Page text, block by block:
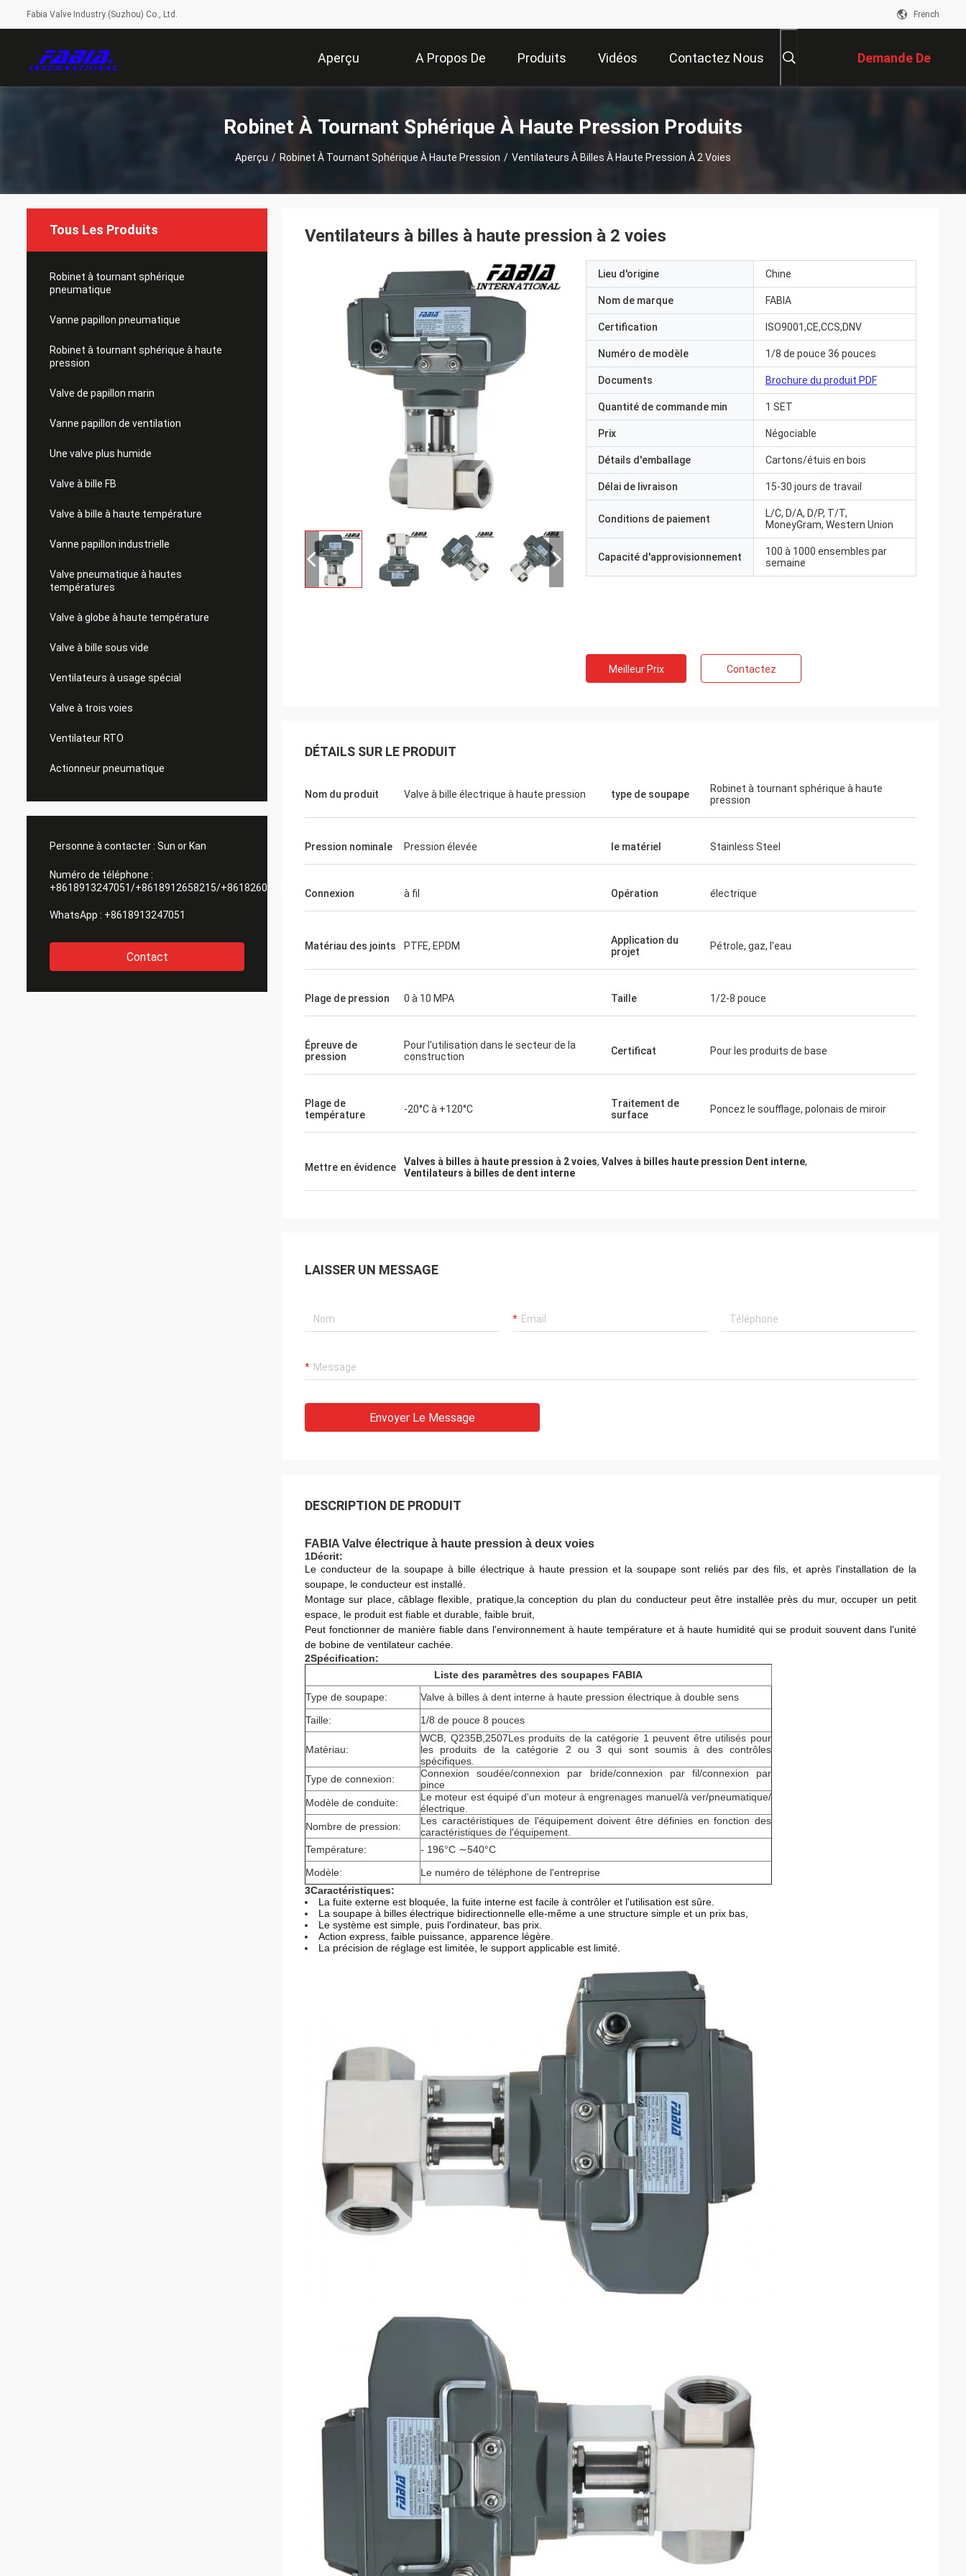
Fabia Valve Industry (Suzhou) Co., Ltd. French
Aperçu A Propos De
Nous
Produits Vidéos Contactez Nous Demande De
Soumission
Robinet À Tournant Sphérique À Haute Pression Produits
Aperçu / Robinet À Tournant Sphérique À Haute Pression / Ventilateurs À Billes À Haute Pression À 2 Voies
Tous Les Produits
Robinet à tournant sphérique
pneumatique
Vanne papillon pneumatique
Robinet à tournant sphérique à haute
pression
Valve de papillon marin
Vanne papillon de ventilation
Une valve plus humide
Valve à bille FB
Valve à bille à haute température
Vanne papillon industrielle
Valve pneumatique à hautes
températures
Valve à globe à haute température
Valve à bille sous vide
Ventilateurs à usage spécial
Valve à trois voies
Ventilateur RTO
Actionneur pneumatique
Personne à contacter : Sun or Kan
Numéro de téléphone :
+8618913247051/+8618912658215/+8618260178084
WhatsApp : +8618913247051
Contact
Ventilateurs à billes à haute pression à 2 voies
Lieu d'origine Chine
Nom de marque FABIA
Certification ISO9001,CE,CCS,DNV
Numéro de modèle 1/8 de pouce 36 pouces
Documents Brochure du produit PDF
Quantité de commande min 1 SET
Prix Négociable
Détails d'emballage Cartons/étuis en bois
Délai de livraison 15-30 jours de travail
Conditions de paiement
L/C, D/A, D/P, T/T,
MoneyGram, Western Union
Capacité d'approvisionnement
100 à 1000 ensembles par
semaine
Meilleur Prix Contactez
DÉTAILS SUR LE PRODUIT
Nom du produit Valve à bille électrique à haute pression type de soupape
Robinet à tournant sphérique à haute
pression
Pression nominale Pression élevée le matériel Stainless Steel
Connexion à fil Opération électrique
Matériau des joints PTFE, EPDM
Application du
projet
Pétrole, gaz, l'eau
Plage de pression 0 à 10 MPA Taille 1/2-8 pouce
Épreuve de
pression
Pour l'utilisation dans le secteur de la
construction
Certificat Pour les produits de base
Plage de
température
-20°C à +120°C
Traitement de
surface
Poncez le soufflage, polonais de miroir
Mettre en évidence Valves à billes à haute pression à 2 voies, Valves à billes haute pression Dent interne,
Ventilateurs à billes de dent interne
LAISSER UN MESSAGE
Envoyer Le Message
DESCRIPTION DE PRODUIT
FABIA Valve électrique à haute pression à deux voies
1Décrit:
Le conducteur de la soupape à bille électrique à haute pression et la soupape sont reliés par des fils, et après l'installation de la
soupape, le conducteur est installé.
Montage sur place, câblage flexible, pratique, la conception du plan du conducteur peut être installée près du mur, occuper un petit
espace, le produit est fiable et durable, faible bruit,
Peut fonctionner de manière fiable dans l'environnement à haute température et à haute humidité qui se produit souvent dans l'unité
de bobine de ventilateur cachée.
2Spécification:
Liste des paramètres des soupapes FABIA
Type de soupape:
Valve à billes à dent interne à haute pression électrique à double sens
Taille:
1/8 de pouce 8 pouces
Matériau:
WCB, Q235B,2507Les produits de la catégorie 1 peuvent être utilisés pour
les produits de la catégorie 2 ou 3 qui sont soumis à des contrôles
spécifiques.
Type de connexion:
Connexion soudée/connexion par bride/connexion par fil/connexion par
pince
Modèle de conduite:
Le moteur est équipé d'un moteur à engrenages manuel/à ver/pneumatique/
électrique.
Nombre de pression:
Les caractéristiques de l'équipement doivent être définies en fonction des
caractéristiques de l'équipement.
Température:
- 196°C ∼540°C
Modèle:
Le numéro de téléphone de l'entreprise
3Caractéristiques:
La fuite externe est bloquée, la fuite interne est facile à contrôler et l'utilisation est sûre.
La soupape à billes électrique bidirectionnelle elle-même a une structure simple et un prix bas,
Le système est simple, puis l'ordinateur, bas prix.
Action express, faible puissance, apparence légère.
La précision de réglage est limitée, le support applicable est limité.